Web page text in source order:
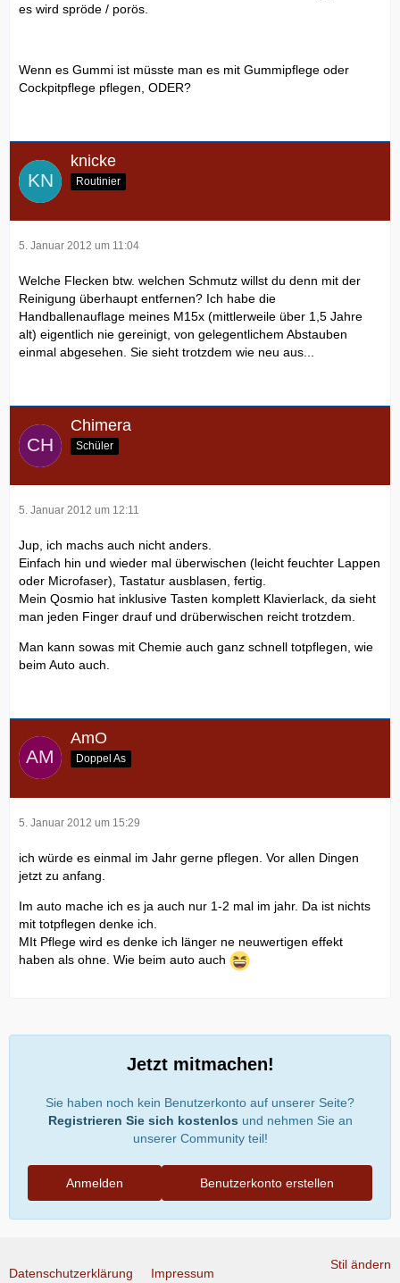
es wird spröde / porös.
Wenn es Gummi ist müsste man es mit Gummipflege oder
Cockpitpflege pflegen, ODER?
knicke
Routinier
5. Januar 2012 um 11:04
Welche Flecken btw. welchen Schmutz willst du denn mit der
Reinigung überhaupt entfernen? Ich habe die
Handballenauflage meines M15x (mittlerweile über 1,5 Jahre
alt) eigentlich nie gereinigt, von gelegentlichem Abstauben
einmal abgesehen. Sie sieht trotzdem wie neu aus...
Chimera
Schüler
5. Januar 2012 um 12:11
Jup, ich machs auch nicht anders.
Einfach hin und wieder mal überwischen (leicht feuchter Lappen
oder Microfaser), Tastatur ausblasen, fertig.
Mein Qosmio hat inklusive Tasten komplett Klavierlack, da sieht
man jeden Finger drauf und drüberwischen reicht trotzdem.
Man kann sowas mit Chemie auch ganz schnell totpflegen, wie
beim Auto auch.
AmO
Doppel As
5. Januar 2012 um 15:29
ich würde es einmal im Jahr gerne pflegen. Vor allen Dingen
jetzt zu anfang.
Im auto mache ich es ja auch nur 1-2 mal im jahr. Da ist nichts
mit totpflegen denke ich.
MIt Pflege wird es denke ich länger ne neuwertigen effekt
haben als ohne. Wie beim auto auch
Jetzt mitmachen!
Sie haben noch kein Benutzerkonto auf unserer Seite?
Registrieren Sie sich kostenlos und nehmen Sie an
unserer Community teil!
Benutzerkonto erstellen
Anmelden
Stil ändern
Datenschutzerklärung Impressum